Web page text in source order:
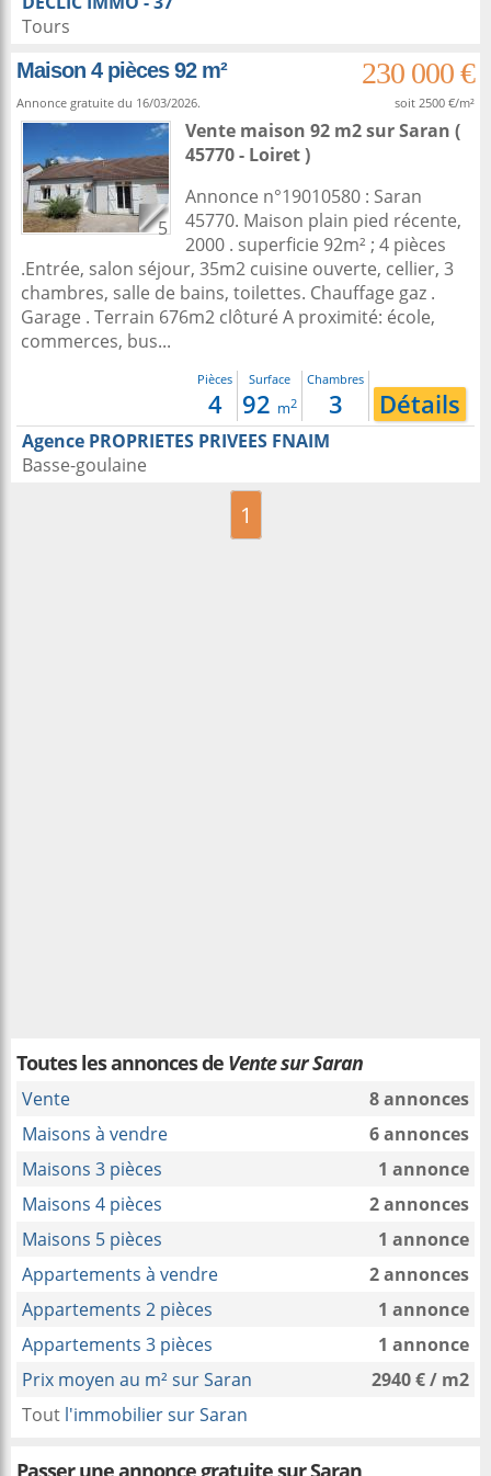
Tours
Maison 4 pièces 92 m²
230 000 €
Annonce gratuite du 16/03/2026. soit 2500 €/m²
5
Vente maison 92 m2surSaran (
45770 - Loiret )
Annonce n°19010580 : Saran
45770. Maison plain pied récente,
2000 . superficie 92m² ; 4 pièces
.Entrée, salon séjour, 35m2 cuisine ouverte, cellier, 3
chambres, salle de bains, toilettes. Chauffage gaz .
Garage . Terrain 676m2 clôturé A proximité: école,
commerces, bus...
Pièces
4
Surface
92 m2
Chambres
3 Détails
Agence PROPRIETES PRIVEES FNAIM
Basse-goulaine
1
Toutes les annonces de Vente sur Saran
Vente
8 annonces
Maisons à vendre
6 annonces
Maisons 3 pièces
1 annonce
Maisons 4 pièces
2 annonces
Maisons 5 pièces
1 annonce
Appartements à vendre
2 annonces
Appartements 2 pièces
1 annonce
Appartements 3 pièces
1 annonce
Prix moyen au m² sur Saran
2940 € / m2
Tout l'immobilier sur Saran
Passer une annonce gratuite sur Saran